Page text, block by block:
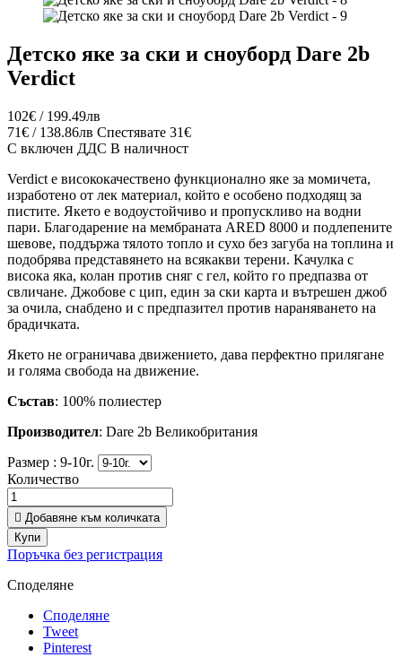
Детско яке за ски и сноуборд Dare 2b
Verdict
102€ / 199.49лв
71€ / 138.86лв Спестявате 31€
С включен ДДС В наличност
Verdict е висококачествено функционално яке за момичета,
изработено от лек материал, който е особено подходящ за
пистите. Якето е водоустойчиво и пропускливо на водни
пари. Благодарение на мембраната ARED 8000 и подлепените
шевове, поддържа тялото топло и сухо без загуба на топлина и
подобрява представянето на всякакви терени. Kачулка с
висока яка, колан против сняг с гел, който го предпазва от
свличане. Джобове с цип, един за ски карта и вътрешен джоб
за очила, снабдено и с предпазител против нараняването на
брадичката.
Якето не ограничава движението, дава перфектно прилягане
и голяма свобода на движение.
Състав: 100% полиестер
Производител: Dare 2b Великобритания
Размер : 9-10г.
Количество
 Добавяне към количката
Купи
Поръчка без регистрация
Споделяне
Споделяне
Tweet
Pinterest